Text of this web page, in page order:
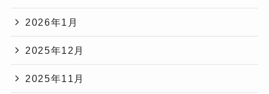
2026年1月
2025年12月
2025年11月